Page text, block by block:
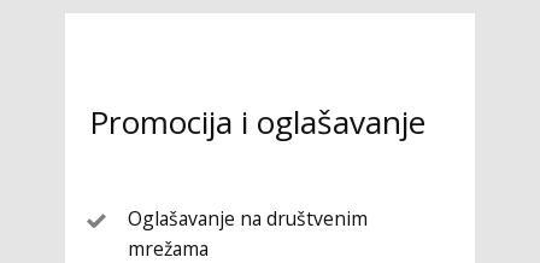
Promocija i oglašavanje
Oglašavanje na društvenim
mrežama